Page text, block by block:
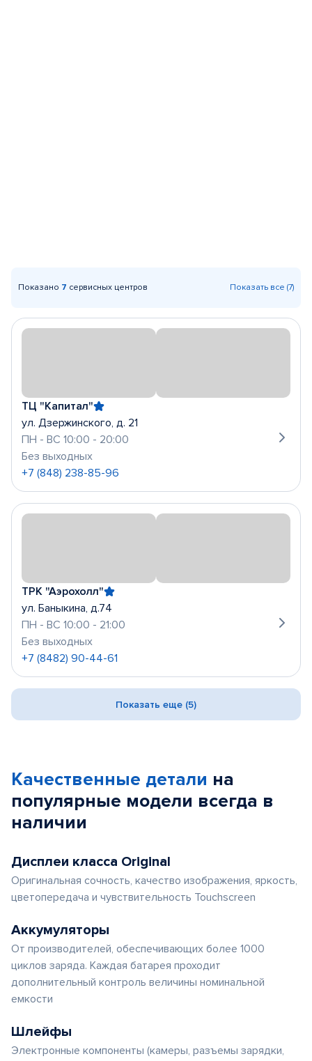
Показано 7 сервисных центров Показать все (7)
ТЦ "Капитал"
ул. Дзержинского, д. 21
ПН - ВС 10:00 - 20:00
Без выходных
+7 (848) 238-85-96
ТРК "Аэрохолл"
ул. Баныкина, д.74
ПН - ВС 10:00 - 21:00
Без выходных
+7 (8482) 90-44-61
Показать еще (5)
Качественные детали на
популярные модели всегда в
наличии
Дисплеи класса Original
Оригинальная сочность, качество изображения, яркость,
цветопередача и чувствительность Touchscreen
Аккумуляторы
От производителей, обеспечивающих более 1000
циклов заряда. Каждая батарея проходит
дополнительный контроль величины номинальной
емкости
Шлейфы
Электронные компоненты (камеры, разъемы зарядки,